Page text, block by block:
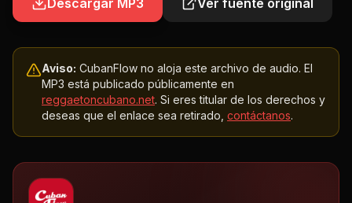
Descargar MP3 Ver fuente original
Aviso: CubanFlow no aloja este archivo de audio. El
MP3 está publicado públicamente en
reggaetoncubano.net. Si eres titular de los derechos y
deseas que el enlace sea retirado, contáctanos.